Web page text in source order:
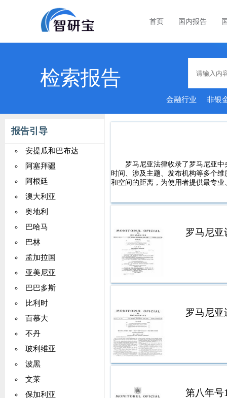
首页 国内报告
检索报告
金融行业 非银
智
报告引导
安提瓜和巴布达
阿塞拜疆
阿根廷
澳大利亚
奥地利
巴哈马
巴林
孟加拉国
亚美尼亚
巴巴多斯
比利时
百慕大
不丹
玻利维亚
波黑
文莱
保加利亚
罗马尼亚法律收录了罗马尼亚
时间、涉及主题、发布机构等多个
和空间的距离，为使用者提供最专
罗马尼亚
罗马尼亚
第八年号